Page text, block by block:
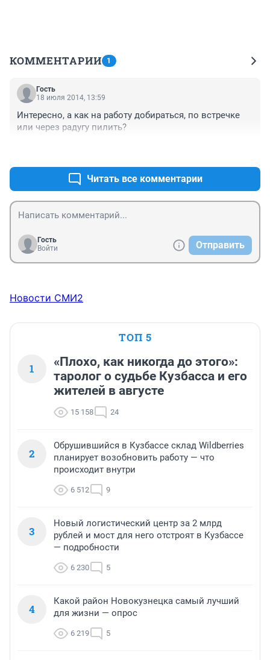
КОММЕНТАРИИ 1
Гость
18 июля 2014, 13:59
Интересно, а как на работу добираться, по встречке
или через радугу пилить?
Читать все комментарии
Гость
Войти
Отправить
Новости СМИ2
ТОП 5
1
«Плохо, как никогда до этого»:
таролог о судьбе Кузбасса и его
жителей в августе
15 158 24
2
Обрушившийся в Кузбассе склад Wildberries
планирует возобновить работу — что
происходит внутри
6 512 9
3
Новый логистический центр за 2 млрд
рублей и мост для него отстроят в Кузбассе
— подробности
6 230 5
4
Какой район Новокузнецка самый лучший
для жизни — опрос
6 219 5